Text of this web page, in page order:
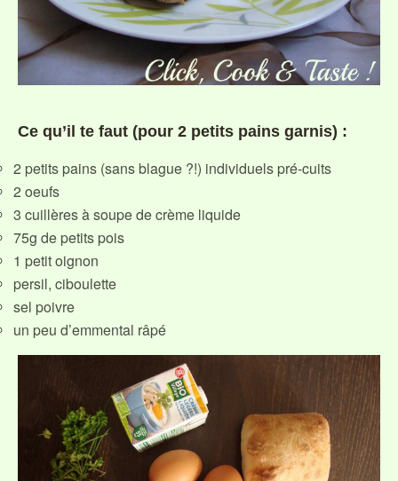
Ce qu’il te faut (pour 2 petits pains garnis) :
2 petits pains (sans blague ?!) individuels pré-cuits
2 oeufs
3 cuillères à soupe de crème liquide
75g de petits pois
1 petit oignon
persil, ciboulette
sel poivre
un peu d’emmental râpé